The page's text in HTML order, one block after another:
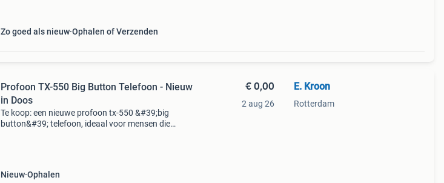
Zo goed als nieuw Ophalen of Verzenden
Profoon TX-550 Big Button Telefoon - Nieuw
in Doos
Te koop: een nieuwe profoon tx-550 &#39;big
button&#39; telefoon, ideaal voor mensen die
Nieuw Ophalen
€ 0,00
2 aug 26
E. Kroon
Rotterdam